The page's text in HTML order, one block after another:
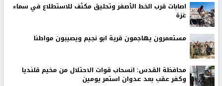
اصابات قرب الخط الأصفر وتحليق مكثف للاستطلاع في سماء
غزة
مستعمرون يهاجمون قرية ابو نجيم ويصيبون مواطنا
محافظة القدس: انسحاب قوات الاحتلال من مخيم قلنديا
وكفر عقب بعد عدوان استمر يومين